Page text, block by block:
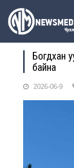
Богдхан
байна
2026-06-9